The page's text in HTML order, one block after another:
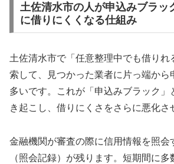
土佐清水市の人が申込みブラッ
に借りにくくなる仕組み
土佐清水市で「任意整理中でも借りれ
索して、見つかった業者に片っ端から
多いです。これが「申込みブラック」
き起こし、借りにくさをさらに悪化さ
金融機関が審査の際に信用情報を照会
（照会記録）が残ります。短期間に